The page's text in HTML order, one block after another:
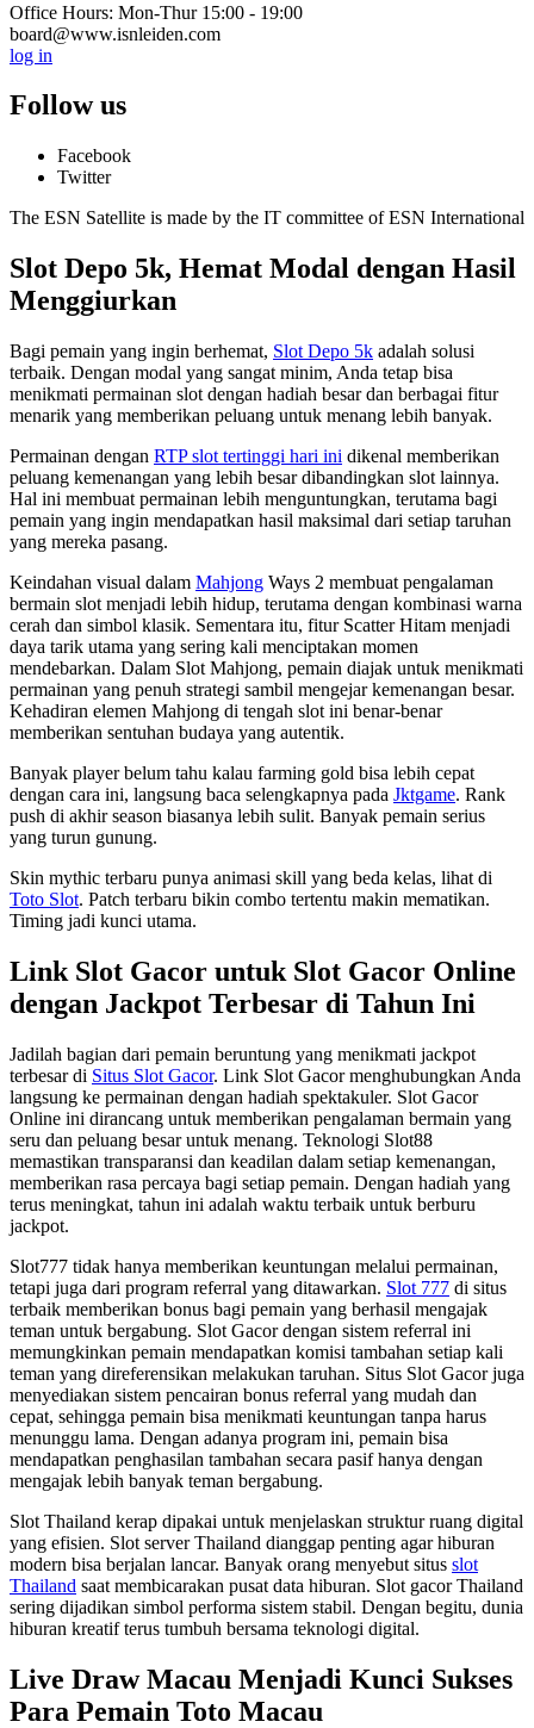
Office Hours: Mon-Thur 15:00 - 19:00
board@www.isnleiden.com
log in
Follow us
Facebook
Twitter
The ESN Satellite is made by the IT committee of ESN International
Slot Depo 5k, Hemat Modal dengan Hasil
Menggiurkan
Bagi pemain yang ingin berhemat, Slot Depo 5k adalah solusi
terbaik. Dengan modal yang sangat minim, Anda tetap bisa
menikmati permainan slot dengan hadiah besar dan berbagai fitur
menarik yang memberikan peluang untuk menang lebih banyak.
Permainan dengan RTP slot tertinggi hari ini dikenal memberikan
peluang kemenangan yang lebih besar dibandingkan slot lainnya.
Hal ini membuat permainan lebih menguntungkan, terutama bagi
pemain yang ingin mendapatkan hasil maksimal dari setiap taruhan
yang mereka pasang.
Keindahan visual dalam Mahjong Ways 2 membuat pengalaman
bermain slot menjadi lebih hidup, terutama dengan kombinasi warna
cerah dan simbol klasik. Sementara itu, fitur Scatter Hitam menjadi
daya tarik utama yang sering kali menciptakan momen
mendebarkan. Dalam Slot Mahjong, pemain diajak untuk menikmati
permainan yang penuh strategi sambil mengejar kemenangan besar.
Kehadiran elemen Mahjong di tengah slot ini benar-benar
memberikan sentuhan budaya yang autentik.
Banyak player belum tahu kalau farming gold bisa lebih cepat
dengan cara ini, langsung baca selengkapnya pada Jktgame. Rank
push di akhir season biasanya lebih sulit. Banyak pemain serius
yang turun gunung.
Skin mythic terbaru punya animasi skill yang beda kelas, lihat di
Toto Slot. Patch terbaru bikin combo tertentu makin mematikan.
Timing jadi kunci utama.
Link Slot Gacor untuk Slot Gacor Online
dengan Jackpot Terbesar di Tahun Ini
Jadilah bagian dari pemain beruntung yang menikmati jackpot
terbesar di Situs Slot Gacor. Link Slot Gacor menghubungkan Anda
langsung ke permainan dengan hadiah spektakuler. Slot Gacor
Online ini dirancang untuk memberikan pengalaman bermain yang
seru dan peluang besar untuk menang. Teknologi Slot88
memastikan transparansi dan keadilan dalam setiap kemenangan,
memberikan rasa percaya bagi setiap pemain. Dengan hadiah yang
terus meningkat, tahun ini adalah waktu terbaik untuk berburu
jackpot.
Slot777 tidak hanya memberikan keuntungan melalui permainan,
tetapi juga dari program referral yang ditawarkan. Slot 777 di situs
terbaik memberikan bonus bagi pemain yang berhasil mengajak
teman untuk bergabung. Slot Gacor dengan sistem referral ini
memungkinkan pemain mendapatkan komisi tambahan setiap kali
teman yang direferensikan melakukan taruhan. Situs Slot Gacor juga
menyediakan sistem pencairan bonus referral yang mudah dan
cepat, sehingga pemain bisa menikmati keuntungan tanpa harus
menunggu lama. Dengan adanya program ini, pemain bisa
mendapatkan penghasilan tambahan secara pasif hanya dengan
mengajak lebih banyak teman bergabung.
Slot Thailand kerap dipakai untuk menjelaskan struktur ruang digital
yang efisien. Slot server Thailand dianggap penting agar hiburan
modern bisa berjalan lancar. Banyak orang menyebut situs slot
Thailand saat membicarakan pusat data hiburan. Slot gacor Thailand
sering dijadikan simbol performa sistem stabil. Dengan begitu, dunia
hiburan kreatif terus tumbuh bersama teknologi digital.
Live Draw Macau Menjadi Kunci Sukses
Para Pemain Toto Macau